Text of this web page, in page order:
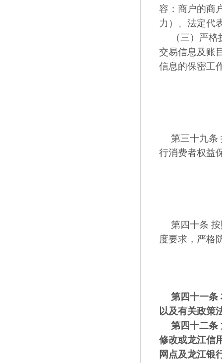
容：商户的商
力）、法定代
（三）严
交易信息及账
信息的保密工
第三十九条
行消费者权益
第四十条
度要求，严格
第四十一条
以及有关政策
第四十二条
修改或龙江信
网点及龙江银